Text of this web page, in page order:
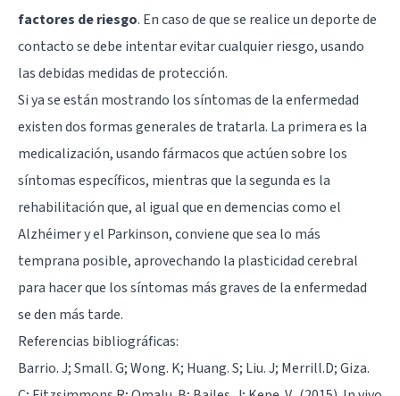
factores de riesgo. En caso de que se realice un deporte de
contacto se debe intentar evitar cualquier riesgo, usando
las debidas medidas de protección.
Si ya se están mostrando los síntomas de la enfermedad
existen dos formas generales de tratarla. La primera es la
medicalización, usando fármacos que actúen sobre los
síntomas específicos, mientras que la segunda es la
rehabilitación que, al igual que en demencias como el
Alzhéimer y el Parkinson, conviene que sea lo más
temprana posible, aprovechando la plasticidad cerebral
para hacer que los síntomas más graves de la enfermedad
se den más tarde.
Referencias bibliográficas:
Barrio. J; Small. G; Wong. K; Huang. S; Liu. J; Merrill.D; Giza.